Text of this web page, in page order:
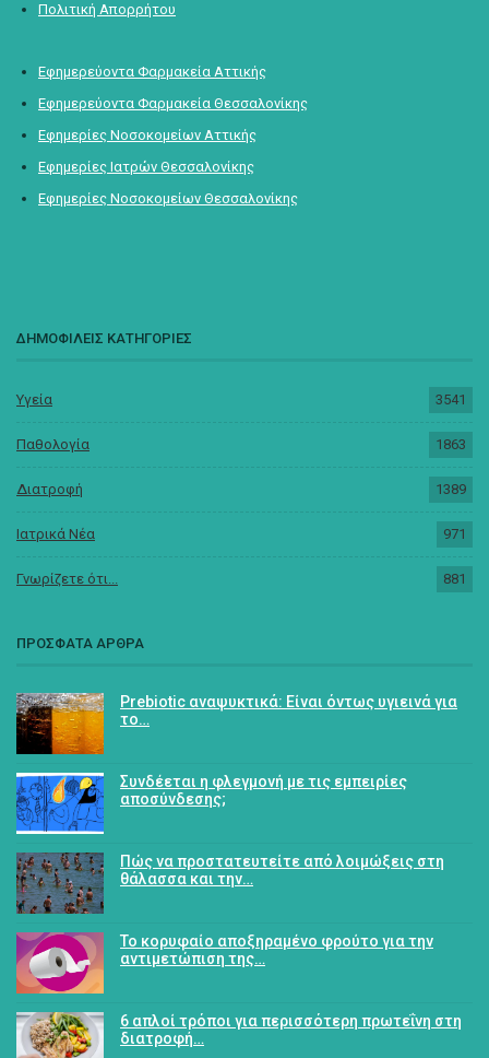
Πολιτική Απορρήτου
Εφημερεύοντα Φαρμακεία Αττικής
Εφημερεύοντα Φαρμακεία Θεσσαλονίκης
Εφημερίες Νοσοκομείων Αττικής
Εφημερίες Ιατρών Θεσσαλονίκης
Εφημερίες Νοσοκομείων Θεσσαλονίκης
ΔΗΜΟΦΙΛΕΙΣ ΚΑΤΗΓΟΡΙΕΣ
Υγεία 3541
Παθολογία 1863
Διατροφή 1389
Ιατρικά Νέα 971
Γνωρίζετε ότι... 881
ΠΡΟΣΦΑΤΑ ΑΡΘΡΑ
Prebiotic αναψυκτικά: Είναι όντως υγιεινά για
το…
Συνδέεται η φλεγμονή με τις εμπειρίες
αποσύνδεσης;
Πώς να προστατευτείτε από λοιμώξεις στη
θάλασσα και την…
Το κορυφαίο αποξηραμένο φρούτο για την
αντιμετώπιση της…
6 απλοί τρόποι για περισσότερη πρωτεΐνη στη
διατροφή…